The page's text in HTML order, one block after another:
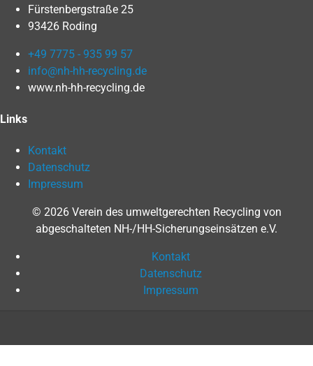
Fürstenbergstraße 25
93426 Roding
+49 7775 - 935 99 57
info@nh-hh-recycling.de
www.nh-hh-recycling.de
Links
Kontakt
Datenschutz
Impressum
© 2026 Verein des umweltgerechten Recycling von
abgeschalteten NH-/HH-Sicherungseinsätzen e.V.
Kontakt
Datenschutz
Impressum